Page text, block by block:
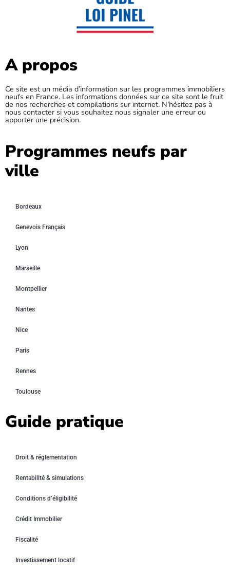
A propos
Ce site est un média d’information sur les programmes immobiliers
neufs en France. Les informations données sur ce site sont le fruit
de nos recherches et compilations sur internet. N’hésitez pas à
nous contacter si vous souhaitez nous signaler une erreur ou
apporter une précision.
Programmes neufs par
ville
Bordeaux
Genevois Français
Lyon
Marseille
Montpellier
Nantes
Nice
Paris
Rennes
Toulouse
Guide pratique
Droit & réglementation
Rentabilité & simulations
Conditions d’éligibilité
Crédit Immobilier
Fiscalité
Investissement locatif